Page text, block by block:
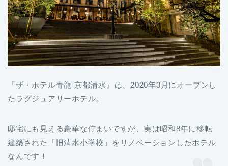
『ザ・ホテル青龍 京都清水』は、2020年3月にオープンし
たラグジュアリーホテル。
邸宅にも見える豪華な佇まいですが、実は昭和8年に移転
建築された「旧清水小学校」をリノベーションしたホテル
なんです！